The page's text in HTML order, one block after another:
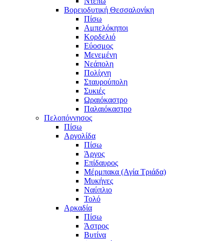
Βορειοδυτική Θεσσαλονίκη
Πίσω
Αμπελόκηποι
Κορδελιό
Εύοσμος
Μενεμένη
Νεάπολη
Πολίχνη
Σταυρούπολη
Συκιές
Ωραιόκαστρο
Παλαιόκαστρο
Πελοπόννησος
Πίσω
Αργολίδα
Πίσω
Άργος
Επίδαυρος
Μέρμπακα (Αγία Τριάδα)
Μυκήνες
Ναύπλιο
Τολό
Αρκαδία
Πίσω
Άστρος
Βυτίνα